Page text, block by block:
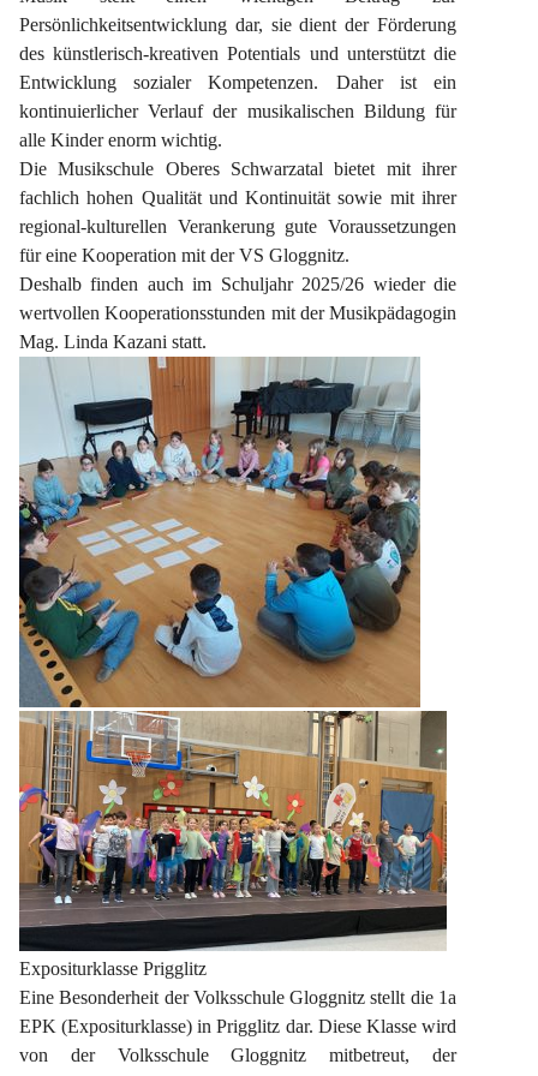
Persönlichkeitsentwicklung dar, sie dient der Förderung
des künstlerisch-kreativen Potentials und unterstützt die
Entwicklung sozialer Kompetenzen. Daher ist ein
kontinuierlicher Verlauf der musikalischen Bildung für
alle Kinder enorm wichtig.
Die Musikschule Oberes Schwarzatal bietet mit ihrer
fachlich hohen Qualität und Kontinuität sowie mit ihrer
regional-kulturellen Verankerung gute Voraussetzungen
für eine Kooperation mit der VS Gloggnitz.
Deshalb finden auch im Schuljahr 2025/26 wieder die
wertvollen Kooperationsstunden mit der Musikpädagogin
Mag. Linda Kazani statt.
Expositurklasse Prigglitz
Eine Besonderheit der Volksschule Gloggnitz stellt die 1a
EPK (Expositurklasse) in Prigglitz dar. Diese Klasse wird
von der Volksschule Gloggnitz mitbetreut, der